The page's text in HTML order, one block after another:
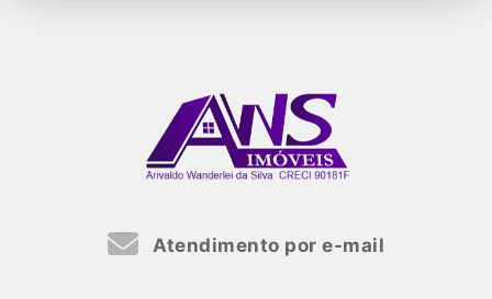
Atendimento por e-mail